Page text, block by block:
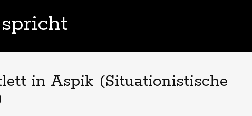
in Aspik (Situationistische